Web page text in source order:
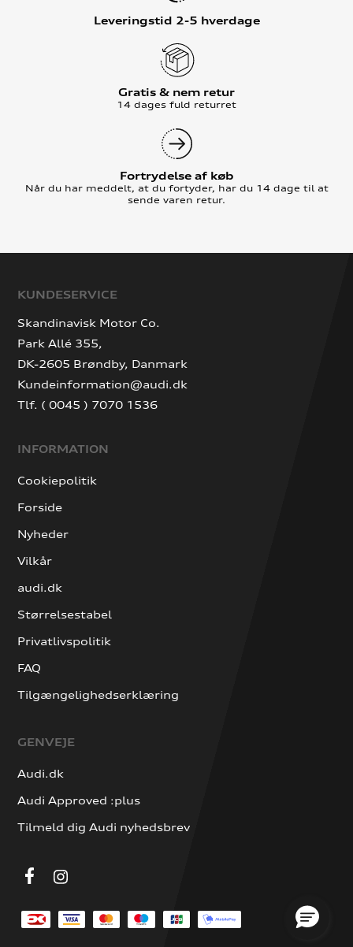
Leveringstid 2-5 hverdage
Gratis & nem retur
14 dages fuld returret
Fortrydelse af køb
Når du har meddelt, at du fortyder, har du 14 dage til at
sende varen retur.
KUNDESERVICE
Skandinavisk Motor Co.
Park Allé 355,
DK-2605 Brøndby, Danmark
Kundeinformation@audi.dk
Tlf. ( 0045 ) 7070 1536
INFORMATION
Cookiepolitik
Forside
Nyheder
Vilkår
audi.dk
Størrelsestabel
Privatlivspolitik
FAQ
Tilgængelighedserklæring
GENVEJE
Audi.dk
Audi Approved :plus
Tilmeld dig Audi nyhedsbrev